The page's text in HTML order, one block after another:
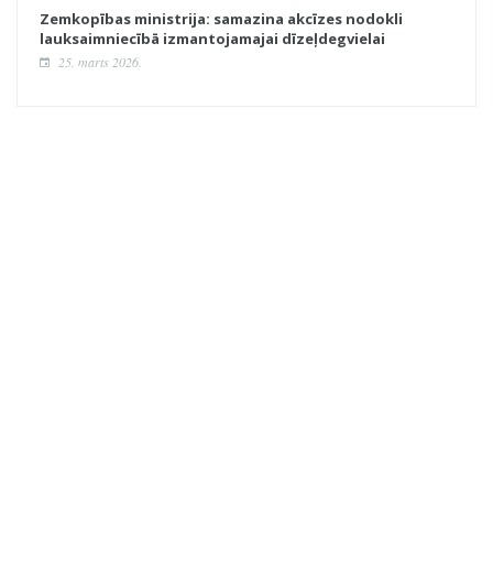
Zemkopības ministrija: samazina akcīzes nodokli
lauksaimniecībā izmantojamajai dīzeļdegvielai
25. marts 2026.